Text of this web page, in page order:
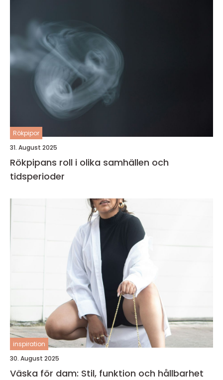
Rökpipor
31. August 2025
Rökpipans roll i olika samhällen och
tidsperioder
inspiration
30. August 2025
Väska för dam: Stil, funktion och hållbarhet